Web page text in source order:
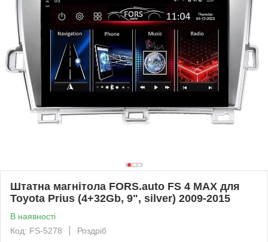
Штатна магнітола FORS.auto FS 4 MAX для
Toyota Prius (4+32Gb, 9", silver) 2009-2015
В наявності
Код: FS-5278
Роздріб